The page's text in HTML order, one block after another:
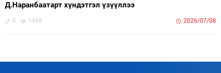
Д.Наранбаатарт хүндэтгэл үзүүллээ
0 1968 2026/07/08